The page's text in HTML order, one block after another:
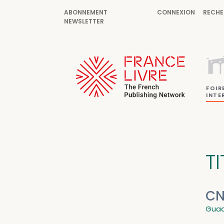
ABONNEMENT
NEWSLETTER
CONNEXION